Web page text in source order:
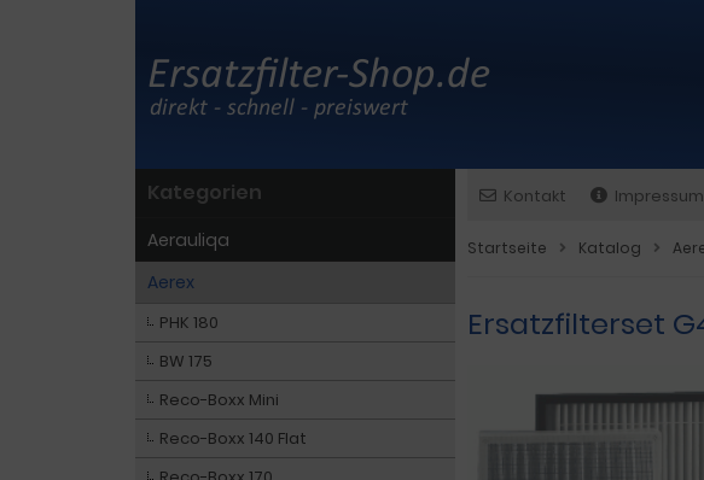
Kontakt Impressum
Startseite Katalog
Ersatzfilterset
Kategorien
Aerauliqa
Aerex
PHK 180
BW 175
Reco-Boxx Mini
Reco-Boxx 140 Flat